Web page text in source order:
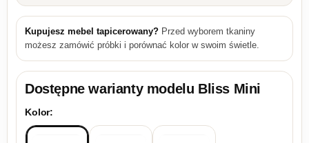
Kupujesz mebel tapicerowany? Przed wyborem tkaniny
możesz zamówić próbki i porównać kolor w swoim świetle.
Dostępne warianty modelu Bliss Mini
Kolor: